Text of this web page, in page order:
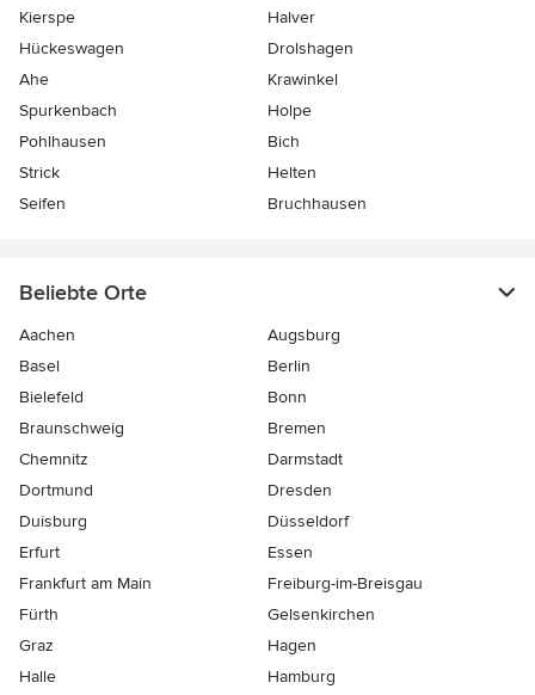
Kierspe
Halver
Hückeswagen
Drolshagen
Ahe
Krawinkel
Spurkenbach
Holpe
Pohlhausen
Bich
Strick
Helten
Seifen
Bruchhausen
Beliebte Orte
Aachen
Augsburg
Basel
Berlin
Bielefeld
Bonn
Braunschweig
Bremen
Chemnitz
Darmstadt
Dortmund
Dresden
Duisburg
Düsseldorf
Erfurt
Essen
Frankfurt am Main
Freiburg-im-Breisgau
Fürth
Gelsenkirchen
Graz
Hagen
Halle
Hamburg